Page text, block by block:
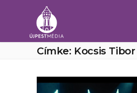
Címke: Kocsis Tibor